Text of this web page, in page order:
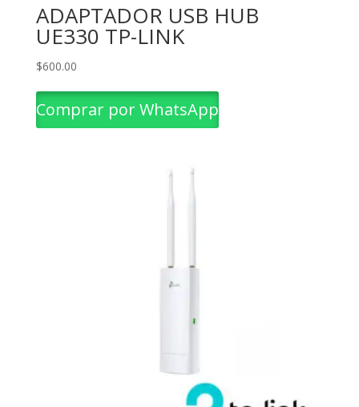
ADAPTADOR USB HUB
UE330 TP-LINK
$600.00
Comprar por WhatsApp